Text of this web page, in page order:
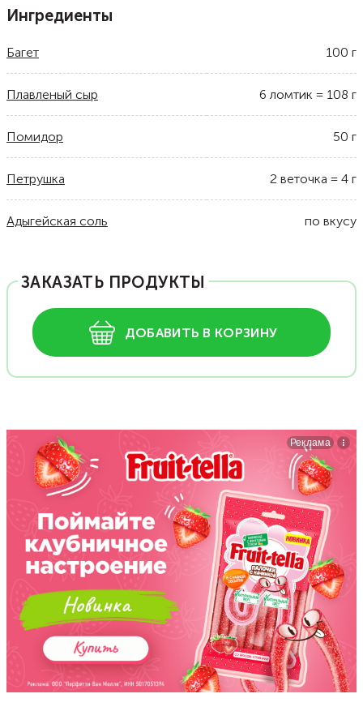
Ингредиенты
Багет 100 г
Плавленый сыр 6 ломтик = 108 г
Помидор 50 г
Петрушка 2 веточка = 4 г
Адыгейская соль по вкусу
ЗАКАЗАТЬ ПРОДУКТЫ
ДОБАВИТЬ В КОРЗИНУ